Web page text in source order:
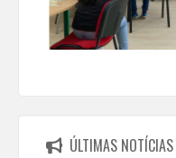
ÚLTIMAS NOTÍCIAS